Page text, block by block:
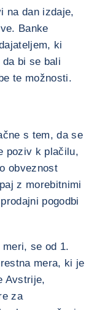
na dan izdaje,
Banke
ki
bi se bali
te možnosti.
s tem, da se
poziv k plačilu,
obveznost
z morebitnimi
pogodbi
se od 1.
mera, ki je
Avstrije,
za